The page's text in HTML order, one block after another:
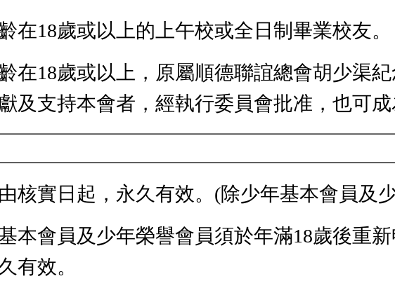
在18歲或以上的上午校或全日制畢業校友。
在18歲或以上，原屬順德聯誼總會胡少渠
及支持本會者，經執行委員會批准，也可成
核實日起，永久有效。(除少年基本會員及
本會員及少年榮譽會員須於年滿18歲後重
有效。